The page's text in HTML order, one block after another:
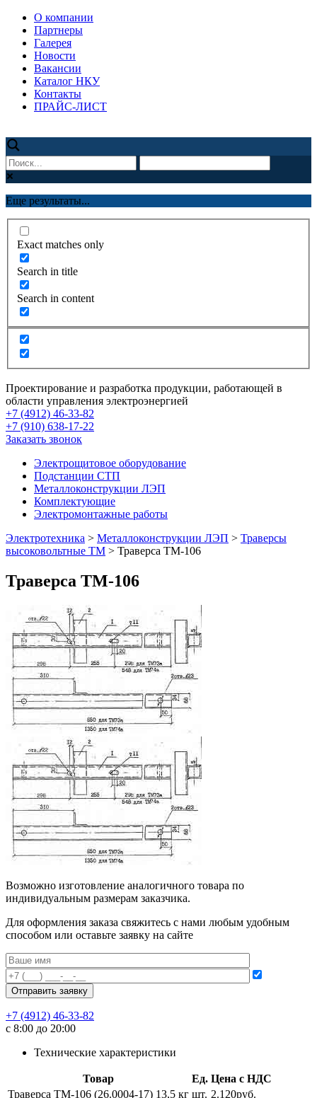
О компании
Партнеры
Галерея
Новости
Вакансии
Каталог НКУ
Контакты
ПРАЙС-ЛИСТ
Еще результаты...
Exact matches only
Search in title
Search in content
Проектирование и разработка продукции, работающей в
области управления электроэнергией
+7 (4912) 46-33-82
+7 (910) 638-17-22
Заказать звонок
Электрощитовое оборудование
Подстанции СТП
Металлоконструкции ЛЭП
Комплектующие
Электромонтажные работы
Электротехника > Металлоконструкции ЛЭП > Траверсы
высоковольтные ТМ > Траверса ТМ-106
Траверса ТМ-106
Возможно изготовление аналогичного товара по
индивидуальным размерам заказчика.
Для оформления заказа свяжитесь с нами любым удобным
способом или оставьте заявку на сайте
+7 (4912) 46-33-82
с 8:00 до 20:00
Технические характеристики
Товар Ед. Цена с НДС
Траверса ТМ-106 (26.0004-17) 13,5 кг шт. 2.120руб.